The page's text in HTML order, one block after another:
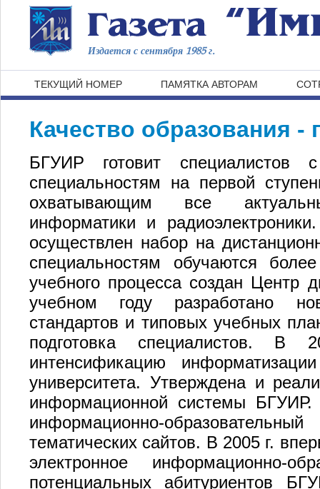
Издается с сентября 1985 г.
ТЕКУЩИЙ НОМЕР ПАМЯТКА АВТОРАМ
Качество образования -
БГУИР готовит
специальностям на первой
охватывающим все
информатики и
осуществлен набор на
специальностям обучаются
учебного процесса создан Центр
учебном году разработано
стандартов и типовых учебных
подготовка специалистов.
интенсификацию
университета. Утверждена и
информационной системы
информационно-
тематических сайтов. В 2005 г.
электронное информационно-
потенциальных абитуриентов